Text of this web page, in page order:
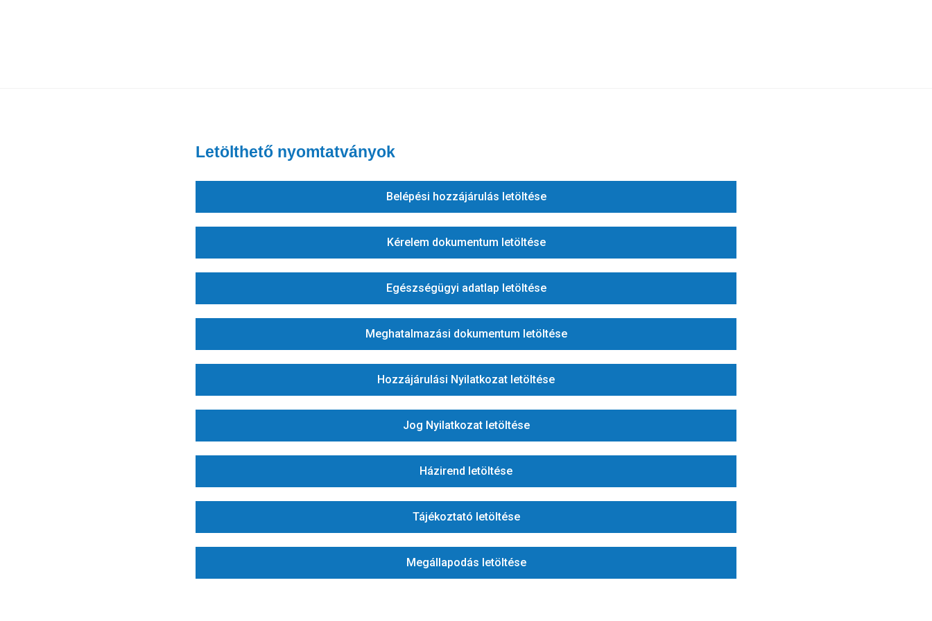
Letölthető nyomtatványok
Belépési hozzájárulás letöltése
Kérelem dokumentum letöltése
Egészségügyi adatlap letöltése
Meghatalmazási dokumentum letöltése
Hozzájárulási Nyilatkozat letöltése
Jog Nyilatkozat letöltése
Házirend letöltése
Tájékoztató letöltése
Megállapodás letöltése